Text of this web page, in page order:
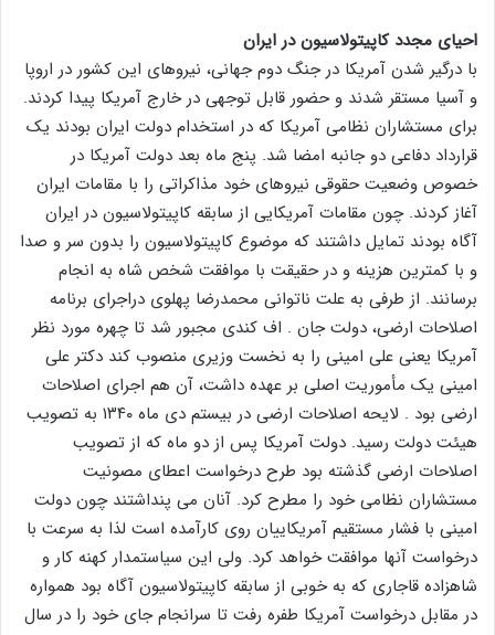
احیای مجدد کاپیتولاسیون در ایران
با درگیر شدن آمریکا در جنگ دوم جهانی، نیروهای این کشور در اروپا
و آسیا مستقر شدند و حضور قابل توجهی در خارج آمریکا پیدا کردند.
برای مستشاران نظامی آمریکا که در استخدام دولت ایران بودند یک
قرارداد دفاعی دو جانبه امضا شد. پنج ماه بعد دولت آمریکا در
خصوص وضعیت حقوقی نیروهای خود مذاکراتی را با مقامات ایران
آغاز کردند. چون مقامات آمریکایی از سابقه کاپیتولاسیون در ایران
آگاه بودند تمایل داشتند که موضوع کاپیتولاسیون را بدون سر و صدا
و با کمترین هزینه و در حقیقت با موافقت شخص شاه به انجام
برسانند. از طرفی به علت ناتوانی محمدرضا پهلوی دراجرای برنامه
اصلاحات ارضی، دولت جان . اف کندی مجبور شد تا چهره مورد نظر
آمریکا یعنی علی امینی را به نخست وزیری منصوب کند دکتر علی
امینی یک مأموریت اصلی بر عهده داشت، آن هم اجرای اصلاحات
ارضی بود . لایحه اصلاحات ارضی در بیستم دی ماه ۱۳۴۰ به تصویب
هیئت دولت رسید. دولت آمریکا پس از دو ماه که از تصویب
اصلاحات ارضی گذشته بود طرح درخواست اعطای مصونیت
مستشاران نظامی خود را مطرح کرد. آنان می پنداشتند چون دولت
امینی با فشار مستقیم آمریکاییان روی کارآمده است لذا به سرعت با
درخواست آنها موافقت خواهد کرد. ولی این سیاستمدار کهنه کار و
شاهزاده قاجاری که به خوبی از سابقه کاپیتولاسیون آگاه بود همواره
در مقابل درخواست آمریکا طفره رفت تا سرانجام جای خود را در سال